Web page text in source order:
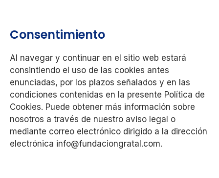
Consentimiento
Al navegar y continuar en el sitio web estará
consintiendo el uso de las cookies antes
enunciadas, por los plazos señalados y en las
condiciones contenidas en la presente Política de
Cookies. Puede obtener más información sobre
nosotros a través de nuestro aviso legal o
mediante correo electrónico dirigido a la dirección
electrónica info@fundaciongratal.com.